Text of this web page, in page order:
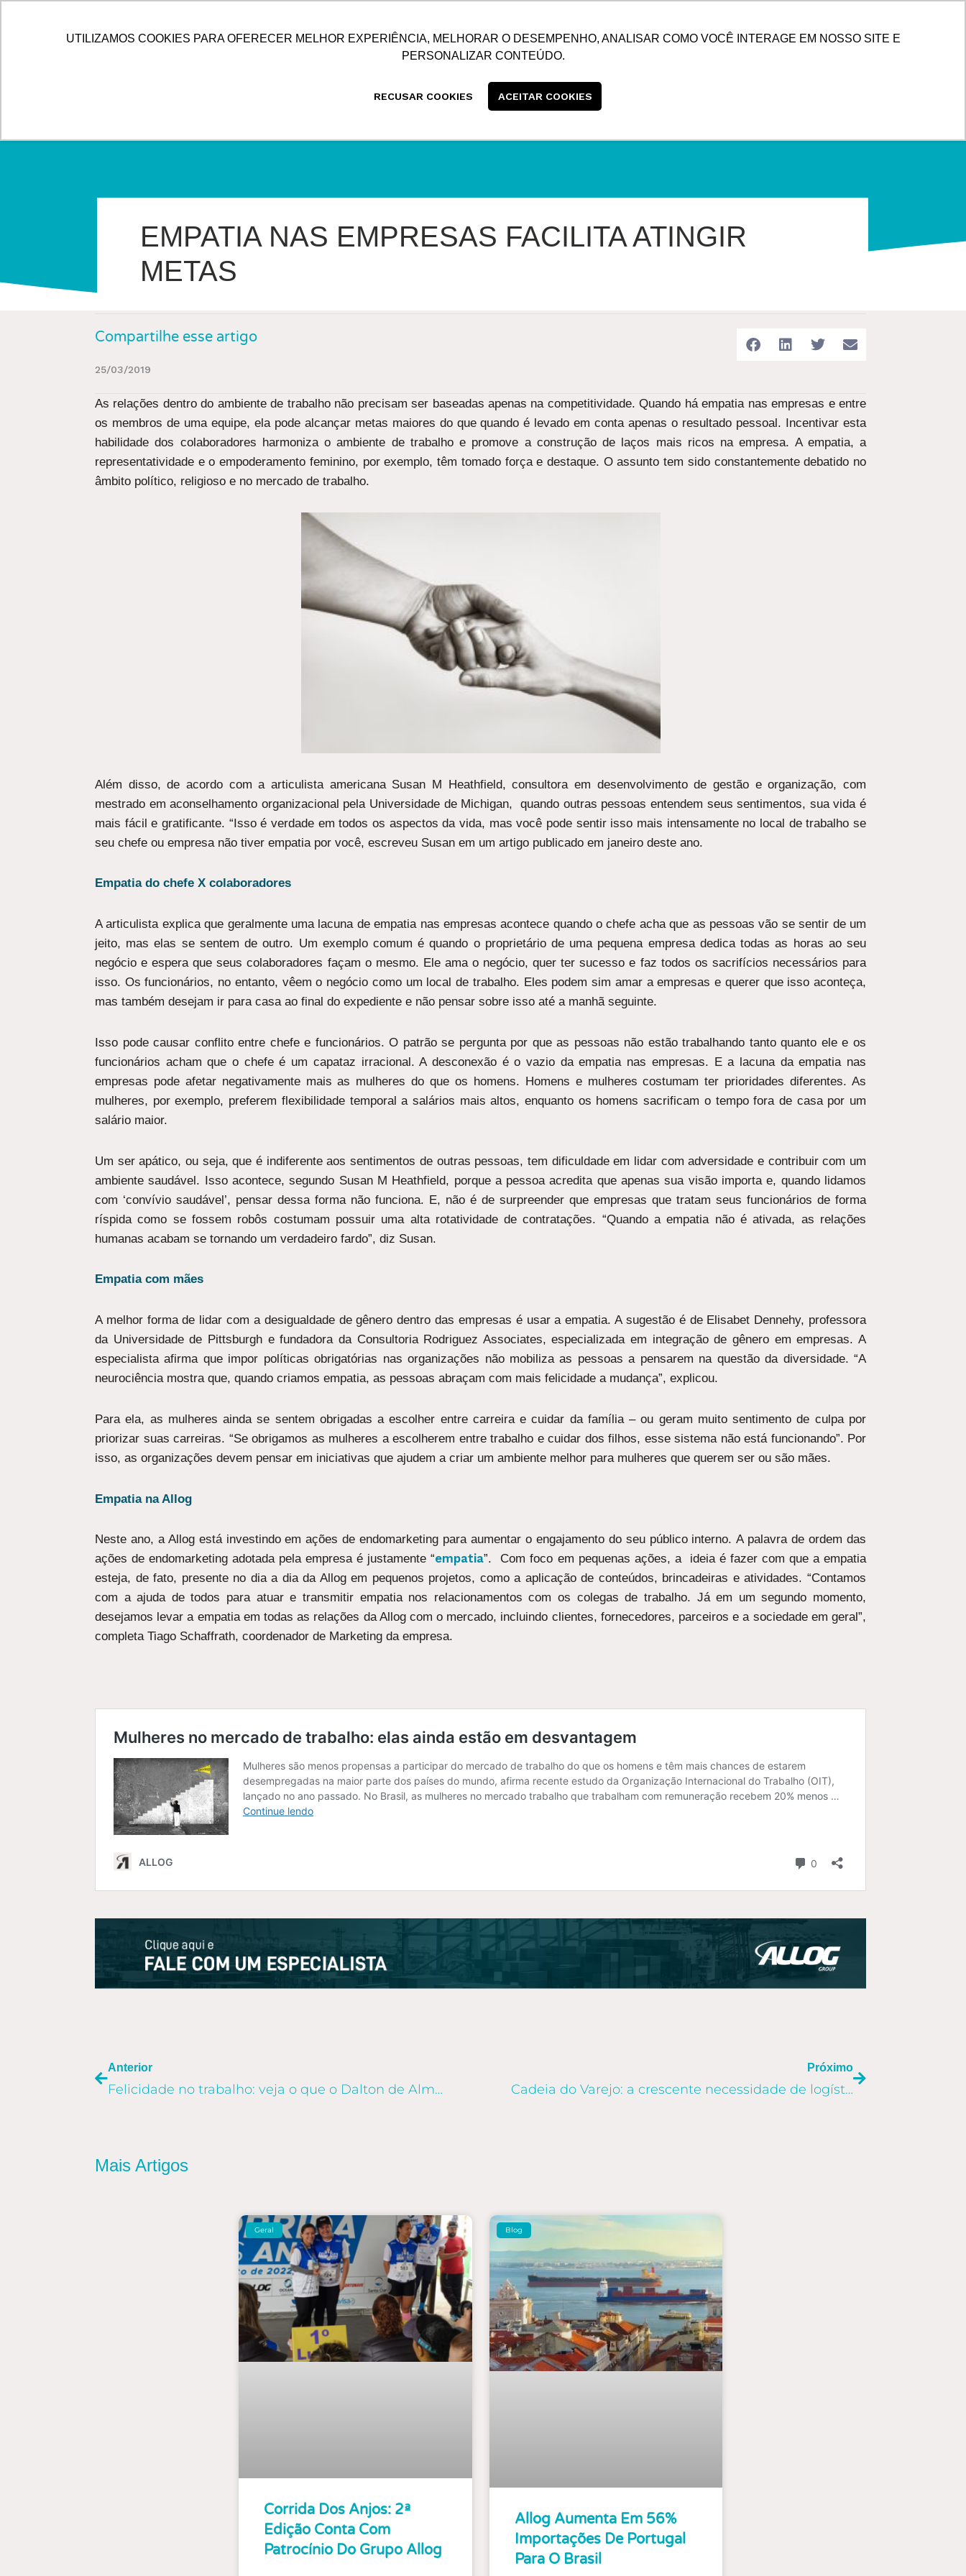
UTILIZAMOS COOKIES PARA OFERECER MELHOR EXPERIÊNCIA, MELHORAR O DESEMPENHO, ANALISAR COMO VOCÊ INTERAGE EM NOSSO SITE E
PERSONALIZAR CONTEÚDO.
RECUSAR COOKIES ACEITAR COOKIES
HOME ALLOG SOLUÇÕES SUSTENTABILIDADE BLOG CONTATO CENTRAL DE CLIENTES
EMPATIA NAS EMPRESAS FACILITA ATINGIR
METAS
Compartilhe esse artigo
25/03/2019
As relações dentro do ambiente de trabalho não precisam ser baseadas apenas na competitividade. Quando há empatia nas empresas e entre
os membros de uma equipe, ela pode alcançar metas maiores do que quando é levado em conta apenas o resultado pessoal. Incentivar esta
habilidade dos colaboradores harmoniza o ambiente de trabalho e promove a construção de laços mais ricos na empresa. A empatia, a
representatividade e o empoderamento feminino, por exemplo, têm tomado força e destaque. O assunto tem sido constantemente debatido no
âmbito político, religioso e no mercado de trabalho.
Além disso, de acordo com a articulista americana Susan M Heathfield, consultora em desenvolvimento de gestão e organização, com
mestrado em aconselhamento organizacional pela Universidade de Michigan, quando outras pessoas entendem seus sentimentos, sua vida é
mais fácil e gratificante. “Isso é verdade em todos os aspectos da vida, mas você pode sentir isso mais intensamente no local de trabalho se
seu chefe ou empresa não tiver empatia por você, escreveu Susan em um artigo publicado em janeiro deste ano.
Empatia do chefe X colaboradores
A articulista explica que geralmente uma lacuna de empatia nas empresas acontece quando o chefe acha que as pessoas vão se sentir de um
jeito, mas elas se sentem de outro. Um exemplo comum é quando o proprietário de uma pequena empresa dedica todas as horas ao seu
negócio e espera que seus colaboradores façam o mesmo. Ele ama o negócio, quer ter sucesso e faz todos os sacrifícios necessários para
isso. Os funcionários, no entanto, vêem o negócio como um local de trabalho. Eles podem sim amar a empresas e querer que isso aconteça,
mas também desejam ir para casa ao final do expediente e não pensar sobre isso até a manhã seguinte.
Isso pode causar conflito entre chefe e funcionários. O patrão se pergunta por que as pessoas não estão trabalhando tanto quanto ele e os
funcionários acham que o chefe é um capataz irracional. A desconexão é o vazio da empatia nas empresas. E a lacuna da empatia nas
empresas pode afetar negativamente mais as mulheres do que os homens. Homens e mulheres costumam ter prioridades diferentes. As
mulheres, por exemplo, preferem flexibilidade temporal a salários mais altos, enquanto os homens sacrificam o tempo fora de casa por um
salário maior.
Um ser apático, ou seja, que é indiferente aos sentimentos de outras pessoas, tem dificuldade em lidar com adversidade e contribuir com um
ambiente saudável. Isso acontece, segundo Susan M Heathfield, porque a pessoa acredita que apenas sua visão importa e, quando lidamos
com ‘convívio saudável’, pensar dessa forma não funciona. E, não é de surpreender que empresas que tratam seus funcionários de forma
ríspida como se fossem robôs costumam possuir uma alta rotatividade de contratações. “Quando a empatia não é ativada, as relações
humanas acabam se tornando um verdadeiro fardo”, diz Susan.
Empatia com mães
A melhor forma de lidar com a desigualdade de gênero dentro das empresas é usar a empatia. A sugestão é de Elisabet Dennehy, professora
da Universidade de Pittsburgh e fundadora da Consultoria Rodriguez Associates, especializada em integração de gênero em empresas. A
especialista afirma que impor políticas obrigatórias nas organizações não mobiliza as pessoas a pensarem na questão da diversidade. “A
neurociência mostra que, quando criamos empatia, as pessoas abraçam com mais felicidade a mudança”, explicou.
Para ela, as mulheres ainda se sentem obrigadas a escolher entre carreira e cuidar da família – ou geram muito sentimento de culpa por
priorizar suas carreiras. “Se obrigamos as mulheres a escolherem entre trabalho e cuidar dos filhos, esse sistema não está funcionando”. Por
isso, as organizações devem pensar em iniciativas que ajudem a criar um ambiente melhor para mulheres que querem ser ou são mães.
Empatia na Allog
Neste ano, a Allog está investindo em ações de endomarketing para aumentar o engajamento do seu público interno. A palavra de ordem das
ações de endomarketing adotada pela empresa é justamente “empatia”. Com foco em pequenas ações, a ideia é fazer com que a empatia
esteja, de fato, presente no dia a dia da Allog em pequenos projetos, como a aplicação de conteúdos, brincadeiras e atividades. “Contamos
com a ajuda de todos para atuar e transmitir empatia nos relacionamentos com os colegas de trabalho. Já em um segundo momento,
desejamos levar a empatia em todas as relações da Allog com o mercado, incluindo clientes, fornecedores, parceiros e a sociedade em geral”,
completa Tiago Schaffrath, coordenador de Marketing da empresa.
Anterior
Felicidade no trabalho: veja o que o Dalton de Almeida tem a dizer!
Próximo
Cadeia do Varejo: a crescente necessidade de logística global
Mais Artigos
Geral
Corrida Dos Anjos: 2ª
Edição Conta Com
Patrocínio Do Grupo Allog
Blog
Allog Aumenta Em 56%
Importações De Portugal
Para O Brasil